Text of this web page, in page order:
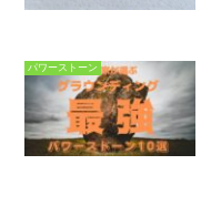
パワーストーン